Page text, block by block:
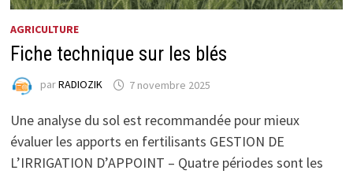
AGRICULTURE
Fiche technique sur les blés
parRADIOZIK 7 novembre 2025
Une analyse du sol est recommandée pour mieux
évaluer les apports en fertilisants GESTION DE
L’IRRIGATION D’APPOINT – Quatre périodes sont les